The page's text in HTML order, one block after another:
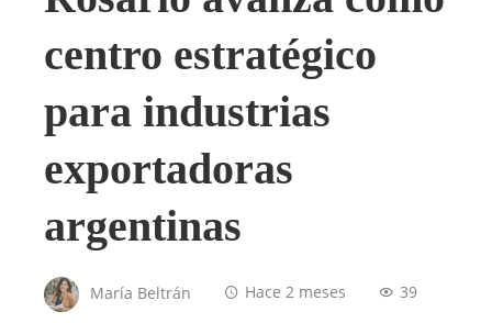
centro estratégico
para industrias
exportadoras
argentinas
María Beltrán Hace 2 meses 39